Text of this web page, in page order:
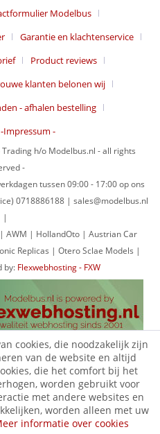
Modelbus
Garantie en klachtenservice
Product reviews
klanten belonen wij
- afhalen bestelling
Impressum -
h/o Modelbus.nl - all rights
-
tussen 09:00 - 17:00 op ons
0718886188 | sales@modelbus.nl
|
AWM | HollandOto | Austrian Car
Replicas | Otero Sclae Models |
by: Flexwebhosting - FXW
cookies, die noodzakelijk zijn
van de website en altijd
die het comfort bij het
worden gebruikt voor
met andere websites en
worden alleen met uw
informatie over cookies